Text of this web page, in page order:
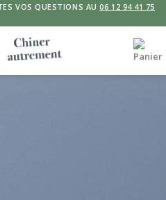
VOS QUESTIONS AU06 12 94 41 75